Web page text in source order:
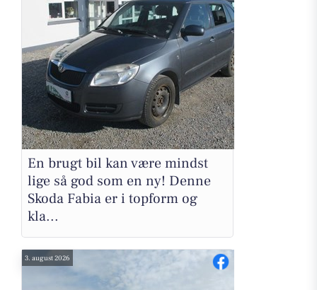
En brugt bil kan være mindst
lige så god som en ny! Denne
Skoda Fabia er i topform og
kla...
3. august 2026